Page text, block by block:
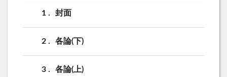
1 封面
2 各論(下)
3 各論(上)